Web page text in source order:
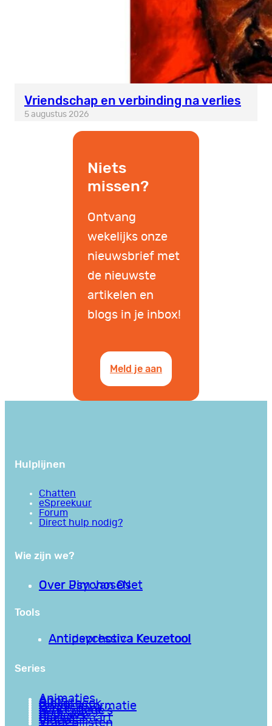
Vriendschap en verbinding na verlies
5 augustus 2026
Niets
missen?
Ontvang
wekelijks onze
nieuwsbrief met
de nieuwste
artikelen en
blogs in je inbox!
Meld je aan
Hulplijnen
Chatten
eSpreekuur
Forum
Direct hulp nodig?
Wie zijn we?
Over PsychoseNet
Over Jim van Os
Tools
Antipsychotica Keuzetool
Antidepressiva Keuzetool
Series
Animaties
Apps
Bibliotheek
Goede informatie
Kennisbank
Mini college’s
Podcasts
Reviews
Sociale Kaart
Video’s
Vragenlijsten